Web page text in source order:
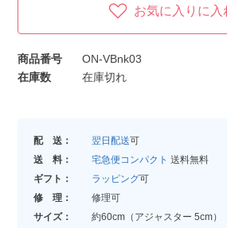
お気に入りに入
商品番号
ON-VBnk03
在庫数
在庫切れ
配 送： 翌日配送可
送 料：
宅急便コンパクト 送料無料
ギフト：
ラッピング可
修 理：
修理可
サイズ：
約60cm（アジャスター 5cm）